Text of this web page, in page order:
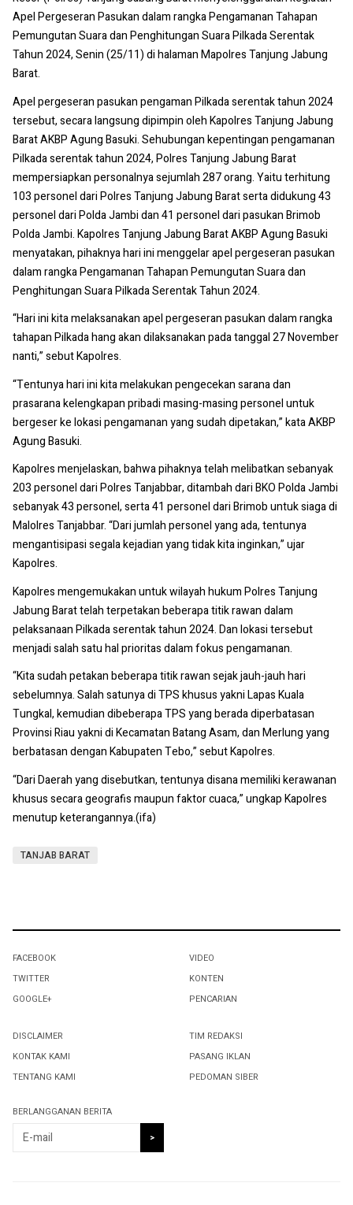
Apel Pergeseran Pasukan dalam rangka Pengamanan Tahapan
Pemungutan Suara dan Penghitungan Suara Pilkada Serentak
Tahun 2024, Senin (25/11) di halaman Mapolres Tanjung Jabung
Barat.
Apel pergeseran pasukan pengaman Pilkada serentak tahun 2024
tersebut, secara langsung dipimpin oleh Kapolres Tanjung Jabung
Barat AKBP Agung Basuki. Sehubungan kepentingan pengamanan
Pilkada serentak tahun 2024, Polres Tanjung Jabung Barat
mempersiapkan personalnya sejumlah 287 orang. Yaitu terhitung
103 personel dari Polres Tanjung Jabung Barat serta didukung 43
personel dari Polda Jambi dan 41 personel dari pasukan Brimob
Polda Jambi. Kapolres Tanjung Jabung Barat AKBP Agung Basuki
menyatakan, pihaknya hari ini menggelar apel pergeseran pasukan
dalam rangka Pengamanan Tahapan Pemungutan Suara dan
Penghitungan Suara Pilkada Serentak Tahun 2024.
“Hari ini kita melaksanakan apel pergeseran pasukan dalam rangka
tahapan Pilkada hang akan dilaksanakan pada tanggal 27 November
nanti,” sebut Kapolres.
“Tentunya hari ini kita melakukan pengecekan sarana dan
prasarana kelengkapan pribadi masing-masing personel untuk
bergeser ke lokasi pengamanan yang sudah dipetakan,” kata AKBP
Agung Basuki.
Kapolres menjelaskan, bahwa pihaknya telah melibatkan sebanyak
203 personel dari Polres Tanjabbar, ditambah dari BKO Polda Jambi
sebanyak 43 personel, serta 41 personel dari Brimob untuk siaga di
Malolres Tanjabbar. “Dari jumlah personel yang ada, tentunya
mengantisipasi segala kejadian yang tidak kita inginkan,” ujar
Kapolres.
Kapolres mengemukakan untuk wilayah hukum Polres Tanjung
Jabung Barat telah terpetakan beberapa titik rawan dalam
pelaksanaan Pilkada serentak tahun 2024. Dan lokasi tersebut
menjadi salah satu hal prioritas dalam fokus pengamanan.
“Kita sudah petakan beberapa titik rawan sejak jauh-jauh hari
sebelumnya. Salah satunya di TPS khusus yakni Lapas Kuala
Tungkal, kemudian dibeberapa TPS yang berada diperbatasan
Provinsi Riau yakni di Kecamatan Batang Asam, dan Merlung yang
berbatasan dengan Kabupaten Tebo,” sebut Kapolres.
“Dari Daerah yang disebutkan, tentunya disana memiliki kerawanan
khusus secara geografis maupun faktor cuaca,” ungkap Kapolres
menutup keterangannya.(ifa)
TANJAB BARAT
FACEBOOK
TWITTER
GOOGLE+
VIDEO
KONTEN
PENCARIAN
DISCLAIMER
KONTAK KAMI
TENTANG KAMI
TIM REDAKSI
PASANG IKLAN
PEDOMAN SIBER
BERLANGGANAN BERITA